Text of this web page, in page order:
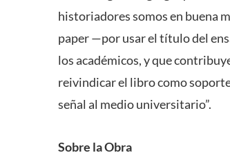
historiadores somos en buena
paper —por usar el título del
los académicos, y que
reivindicar el libro como
señal al medio universitario”.
Sobre la Obra